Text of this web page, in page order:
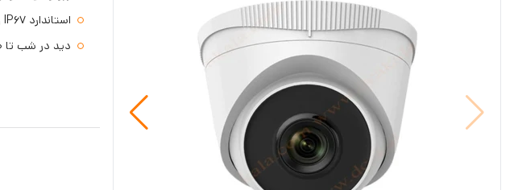
استاندارد IP67 و تغذیه POE
دید در شب تا 30 متر